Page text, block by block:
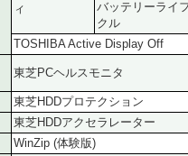
ィ
バッテリーライ
クル
TOSHIBA Active Display Off
東芝PCヘルスモニタ
東芝HDDプロテクション
東芝HDDアクセラレーター
WinZip (体験版)